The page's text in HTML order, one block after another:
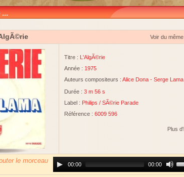
...
Voir du
Titre : L'AlgÃ©rie
Année : 1975
Auteurs compositeurs : Alice Dona - Serge Lama
Durée : 3 m 56 s
Label : Philips / SÃ©rie Parade
Référence : 6009 596
Plus
le morceau
Player00:00 00:00